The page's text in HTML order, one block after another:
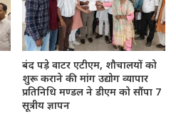
बंद पड़े वाटर एटीएम, शौचालयों को
शुरू कराने की मांग उद्योग व्यापार
प्रतिनिधि मण्डल ने डीएम को सौंपा 7
सूत्रीय ज्ञापन